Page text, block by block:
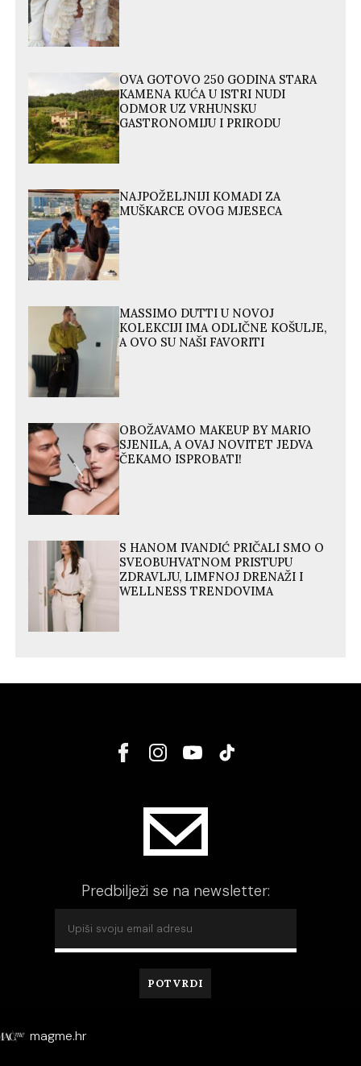
OVA GOTOVO 250 GODINA STARA
KAMENA KUĆA U ISTRI NUDI
ODMOR UZ VRHUNSKU
GASTRONOMIJU I PRIRODU
NAJPOŽELJNIJI KOMADI ZA
MUŠKARCE OVOG MJESECA
MASSIMO DUTTI U NOVOJ
KOLEKCIJI IMA ODLIČNE KOŠULJE,
A OVO SU NAŠI FAVORITI
OBOŽAVAMO MAKEUP BY MARIO
SJENILA, A OVAJ NOVITET JEDVA
ČEKAMO ISPROBATI!
S HANOM IVANDIĆ PRIČALI SMO O
SVEOBUHVATNOM PRISTUPU
ZDRAVLJU, LIMFNOJ DRENAŽI I
WELLNESS TRENDOVIMA
Predbilježi se na newsletter:
magme.hr